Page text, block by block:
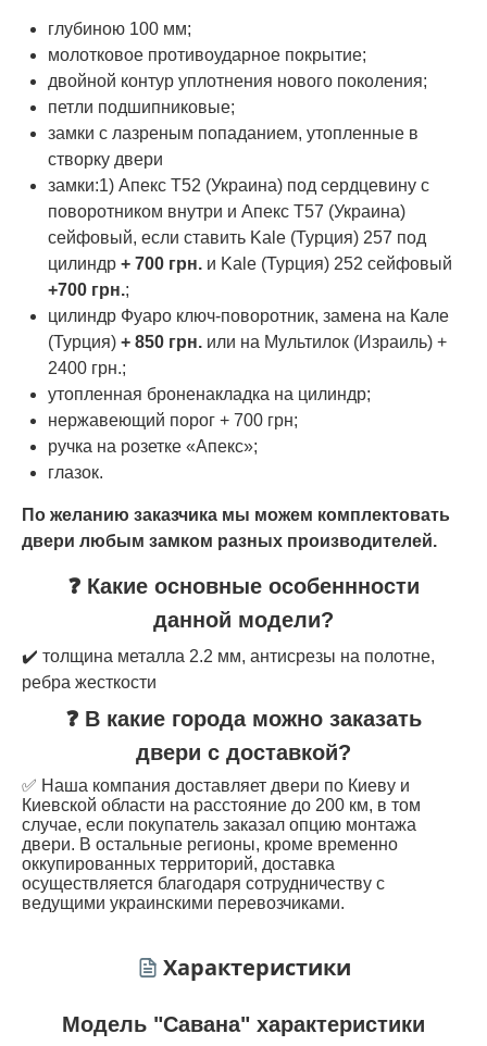
глубиною 100 мм;
молотковое противоударное покрытие;
двойной контур уплотнения нового поколения;
петли подшипниковые;
замки с лазреным попаданием, утопленные в
створку двери
замки:1) Апекс Т52 (Украина) под сердцевину с
поворотником внутри и Апекс Т57 (Украина)
сейфовый, если ставить Kale (Турция) 257 под
цилиндр + 700 грн. и Kale (Турция) 252 сейфовый
+700 грн.;
цилиндр Фуаро ключ-поворотник, замена на Кале
(Турция) + 850 грн. или на Мультилок (Израиль) +
2400 грн.;
утопленная броненакладка на цилиндр;
нержавеющий порог + 700 грн;
ручка на розетке «Апекс»;
глазок.
По желанию заказчика мы можем комплектовать
двери любым замком разных производителей.
❓ Какие основные особеннности
данной модели?
✔️ толщина металла 2.2 мм, антисрезы на полотне,
ребра жесткости
❓ В какие города можно заказать
двери с доставкой?
✅ Наша компания доставляет двери по Киеву и
Киевской области на расстояние до 200 км, в том
случае, если покупатель заказал опцию монтажа
двери. В остальные регионы, кроме временно
оккупированных территорий, доставка
осуществляется благодаря сотрудничеству с
ведущими украинскими перевозчиками.
Характеристики
Модель "Савана" характеристики